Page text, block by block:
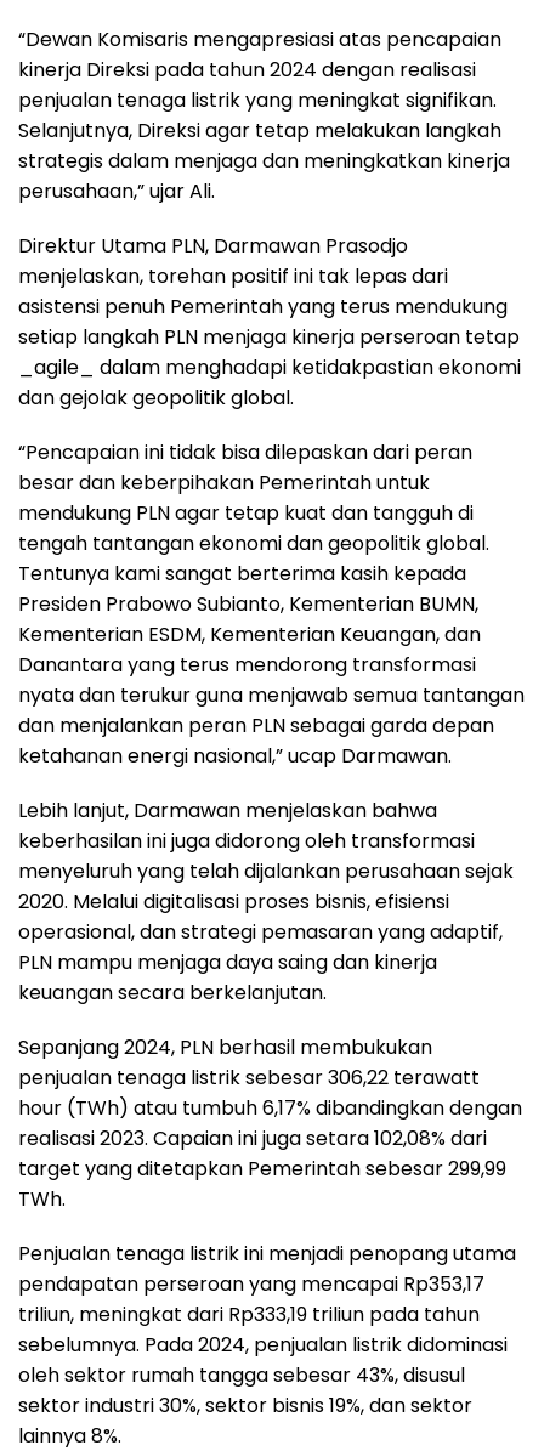
“Dewan Komisaris mengapresiasi atas pencapaian
kinerja Direksi pada tahun 2024 dengan realisasi
penjualan tenaga listrik yang meningkat signifikan.
Selanjutnya, Direksi agar tetap melakukan langkah
strategis dalam menjaga dan meningkatkan kinerja
perusahaan,” ujar Ali.
Direktur Utama PLN, Darmawan Prasodjo
menjelaskan, torehan positif ini tak lepas dari
asistensi penuh Pemerintah yang terus mendukung
setiap langkah PLN menjaga kinerja perseroan tetap
_agile_ dalam menghadapi ketidakpastian ekonomi
dan gejolak geopolitik global.
“Pencapaian ini tidak bisa dilepaskan dari peran
besar dan keberpihakan Pemerintah untuk
mendukung PLN agar tetap kuat dan tangguh di
tengah tantangan ekonomi dan geopolitik global.
Tentunya kami sangat berterima kasih kepada
Presiden Prabowo Subianto, Kementerian BUMN,
Kementerian ESDM, Kementerian Keuangan, dan
Danantara yang terus mendorong transformasi
nyata dan terukur guna menjawab semua tantangan
dan menjalankan peran PLN sebagai garda depan
ketahanan energi nasional,” ucap Darmawan.
Lebih lanjut, Darmawan menjelaskan bahwa
keberhasilan ini juga didorong oleh transformasi
menyeluruh yang telah dijalankan perusahaan sejak
2020. Melalui digitalisasi proses bisnis, efisiensi
operasional, dan strategi pemasaran yang adaptif,
PLN mampu menjaga daya saing dan kinerja
keuangan secara berkelanjutan.
Sepanjang 2024, PLN berhasil membukukan
penjualan tenaga listrik sebesar 306,22 terawatt
hour (TWh) atau tumbuh 6,17% dibandingkan dengan
realisasi 2023. Capaian ini juga setara 102,08% dari
target yang ditetapkan Pemerintah sebesar 299,99
TWh.
Penjualan tenaga listrik ini menjadi penopang utama
pendapatan perseroan yang mencapai Rp353,17
triliun, meningkat dari Rp333,19 triliun pada tahun
sebelumnya. Pada 2024, penjualan listrik didominasi
oleh sektor rumah tangga sebesar 43%, disusul
sektor industri 30%, sektor bisnis 19%, dan sektor
lainnya 8%.